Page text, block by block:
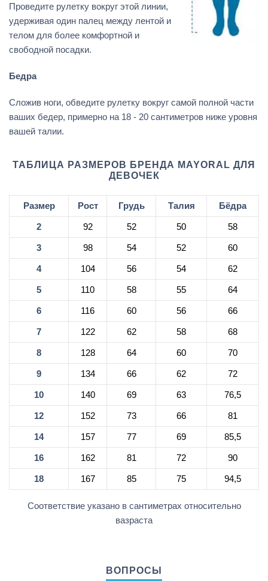
Проведите рулетку вокруг этой линии,
удерживая один палец между лентой и
телом для более комфортной и
свободной посадки.
Бедра
Сложив ноги, обведите рулетку вокруг самой полной части
ваших бедер, примерно на 18 - 20 сантиметров ниже уровня
вашей талии.
ТАБЛИЦА РАЗМЕРОВ БРЕНДА MAYORAL ДЛЯ
ДЕВОЧЕК
Размер Рост Грудь Талия Бёдра
2 92 52 50 58
3 98 54 52 60
4 104 56 54 62
5 110 58 55 64
6 116 60 56 66
7 122 62 58 68
8 128 64 60 70
9 134 66 62 72
10 140 69 63 76,5
12 152 73 66 81
14 157 77 69 85,5
16 162 81 72 90
18 167 85 75 94,5
Соответствие указано в сантиметрах относительно
вазраста